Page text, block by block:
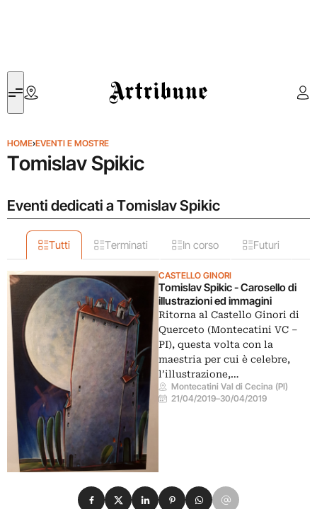
Artribune
HOME›EVENTI E MOSTRE
Tomislav Spikic
Eventi dedicati a Tomislav Spikic
Tutti Terminati In corso Futuri
CASTELLO GINORI
Tomislav Spikic - Carosello di
illustrazioni ed immagini
Ritorna al Castello Ginori di
Querceto (Montecatini VC –
PI), questa volta con la
maestria per cui è celebre,
l’illustrazione,…
Montecatini Val di Cecina (PI)
21/04/2019–30/04/2019
Condividi su Facebook
Condividi su X
Condividi su LinkedIn
Condividi su Pinterest
Condividi su WhatsApp
Condividi su Email